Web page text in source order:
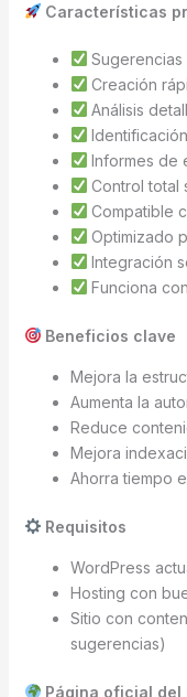
Características
Sugerencias
Creación
Análisis
Informes de
Control total
Compatible
Optimizado
Integración
Funciona
Beneficios clave
Mejora la
Aumenta la
Reduce
Mejora
Ahorra tiempo
Requisitos
WordPress
Hosting con
Sitio con
sugerencias)
Página oficial del